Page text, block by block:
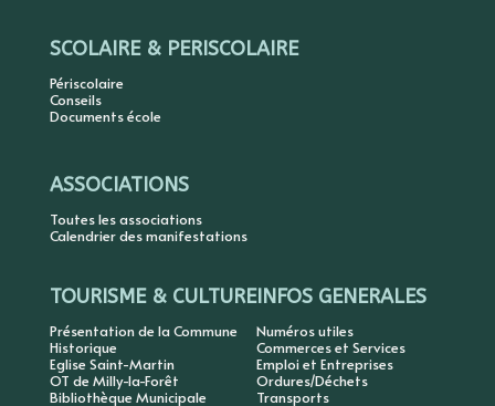
SCOLAIRE & PERISCOLAIRE
Périscolaire
Conseils
Documents école
ASSOCIATIONS
Toutes les associations
Calendrier des manifestations
TOURISME & CULTURE
Présentation de la Commune
Historique
Eglise Saint-Martin
OT de Milly-la-Forêt
Bibliothèque Municipale
INFOS GENERALES
Numéros utiles
Commerces et Services
Emploi et Entreprises
Ordures/Déchets
Transports